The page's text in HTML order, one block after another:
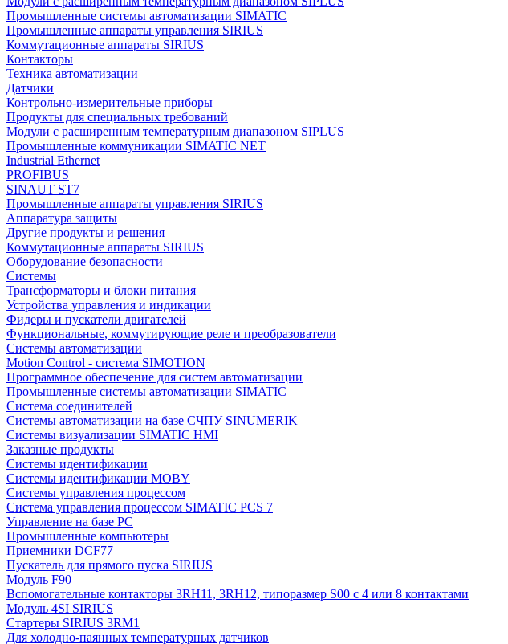
Промышленные системы автоматизации SIMATIC
Промышленные аппараты управления SIRIUS
Коммутационные аппараты SIRIUS
Контакторы
Техника автоматизации
Датчики
Контрольно-измерительные приборы
Продукты для специальных требований
Модули с расширенным температурным диапазоном SIPLUS
Промышленные коммуникации SIMATIC NET
Industrial Ethernet
PROFIBUS
SINAUT ST7
Промышленные аппараты управления SIRIUS
Аппаратура защиты
Другие продукты и решения
Коммутационные аппараты SIRIUS
Оборудование безопасности
Системы
Трансформаторы и блоки питания
Устройства управления и индикации
Фидеры и пускатели двигателей
Функциональные, коммутирующие реле и преобразователи
Системы автоматизации
Motion Control - система SIMOTION
Программное обеспечение для систем автоматизации
Промышленные системы автоматизации SIMATIC
Система соединителей
Системы автоматизации на базе СЧПУ SINUMERIK
Системы визуализации SIMATIC HMI
Заказные продукты
Системы идентификации
Системы идентификации MOBY
Системы управления процессом
Система управления процессом SIMATIC PCS 7
Управление на базе РС
Промышленные компьютеры
Приемники DCF77
Пускатель для прямого пуска SIRIUS
Модуль F90
Вспомогательные контакторы 3RH11, 3RH12, типоразмер S00 с 4 или 8 контактами
Модуль 4SI SIRIUS
Стартеры SIRIUS 3RM1
Для холодно-паянных температурных датчиков